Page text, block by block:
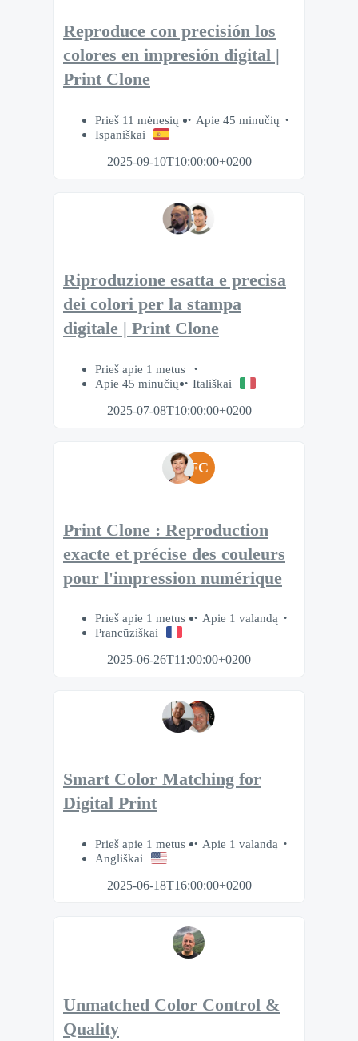
Reproduce con precisión los
colores en impresión digital |
Print Clone
Prieš 11 mėnesių
Apie 45 minučių
Ispaniškai
2025-09-10T10:00:00+0200
Riproduzione esatta e precisa
dei colori per la stampa
digitale | Print Clone
Prieš apie 1 metus
Apie 45 minučių
Itališkai
2025-07-08T10:00:00+0200
FC
Print Clone : Reproduction
exacte et précise des couleurs
pour l'impression numérique
Prieš apie 1 metus
Apie 1 valandą
Prancūziškai
2025-06-26T11:00:00+0200
Smart Color Matching for
Digital Print
Prieš apie 1 metus
Apie 1 valandą
Angliškai
2025-06-18T16:00:00+0200
Unmatched Color Control &
Quality